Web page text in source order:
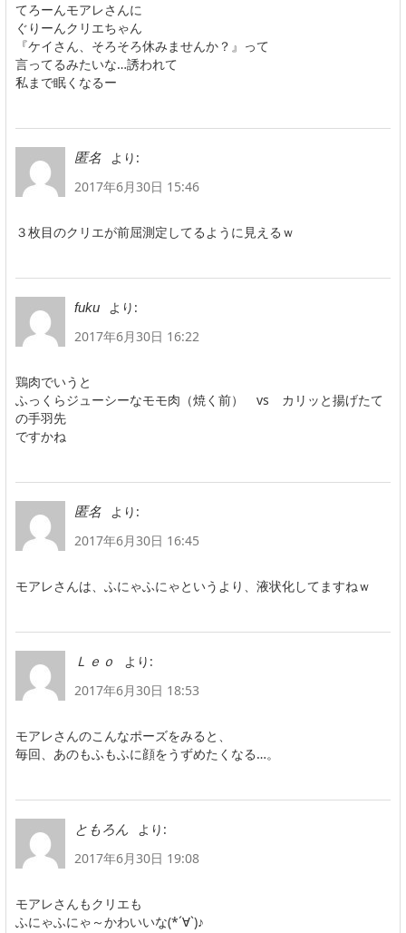
てろーんモアレさんに
ぐりーんクリエちゃん
『ケイさん、そろそろ休みませんか？』って
言ってるみたいな…誘われて
私まで眠くなるー
匿名
より:
2017年6月30日 15:46
３枚目のクリエが前屈測定してるように見えるｗ
fuku
より:
2017年6月30日 16:22
鶏肉でいうと
ふっくらジューシーなモモ肉（焼く前） vs カリッと揚げたて
の手羽先
ですかね
匿名
より:
2017年6月30日 16:45
モアレさんは、ふにゃふにゃというより、液状化してますねｗ
Ｌｅｏ
より:
2017年6月30日 18:53
モアレさんのこんなポーズをみると、
毎回、あのもふもふに顔をうずめたくなる…。
ともろん
より:
2017年6月30日 19:08
モアレさんもクリエも
ふにゃふにゃ～かわいいな(*´∀`)♪